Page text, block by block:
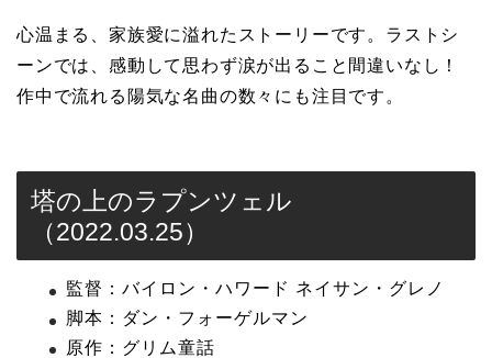
心温まる、家族愛に溢れたストーリーです。ラストシ
ーンでは、感動して思わず涙が出ること間違いなし！
作中で流れる陽気な名曲の数々にも注目です。
塔の上のラプンツェル
（2022.03.25）
監督：バイロン・ハワード ネイサン・グレノ
脚本：ダン・フォーゲルマン
原作：グリム童話